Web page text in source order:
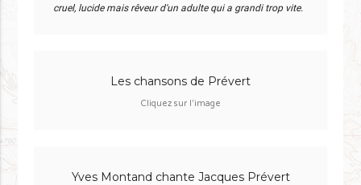
cruel, lucide mais rêveur d'un adulte qui a grandi trop vite.
Les chansons de Prévert
Cliquez sur l'image
Yves Montand chante Jacques Prévert